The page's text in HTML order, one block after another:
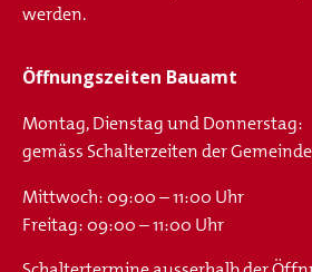
werden.
Öffnungszeiten Bauamt
Montag, Dienstag und Donnerstag:
gemäss Schalterzeiten der
Mittwoch: 09:00 – 11:00 Uhr
Freitag: 09:00 – 11:00 Uhr